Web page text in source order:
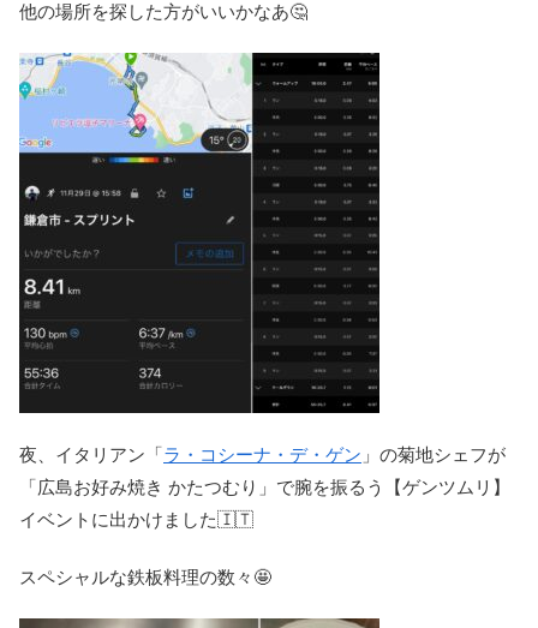
他の場所を探した方がいいかなあ🤔
夜、イタリアン「ラ・コシーナ・デ・ゲン 」の菊地シェフが
「広島お好み焼き かたつむり」で腕を振るう【ゲンツムリ】
イベントに出かけました🇮🇹
スペシャルな鉄板料理の数々🤩